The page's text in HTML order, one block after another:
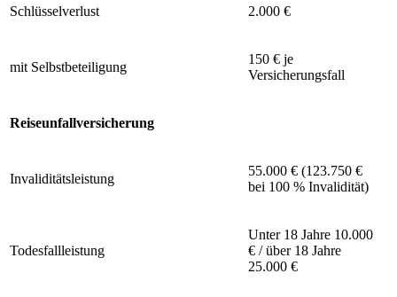
Schlüsselverlust 2.000 €
mit Selbstbeteiligung
150 € je
Versicherungsfall
Reiseunfallversicherung
Invaliditätsleistung
55.000 € (123.750 €
bei 100 % Invalidität)
Todesfallleistung
Unter 18 Jahre 10.000
€ / über 18 Jahre
25.000 €